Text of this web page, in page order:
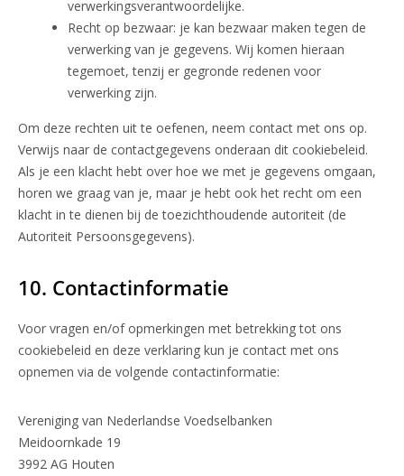
verwerkingsverantwoordelijke.
Recht op bezwaar: je kan bezwaar maken tegen de
verwerking van je gegevens. Wij komen hieraan
tegemoet, tenzij er gegronde redenen voor
verwerking zijn.
Om deze rechten uit te oefenen, neem contact met ons op.
Verwijs naar de contactgegevens onderaan dit cookiebeleid.
Als je een klacht hebt over hoe we met je gegevens omgaan,
horen we graag van je, maar je hebt ook het recht om een
klacht in te dienen bij de toezichthoudende autoriteit (de
Autoriteit Persoonsgegevens).
10. Contactinformatie
Voor vragen en/of opmerkingen met betrekking tot ons
cookiebeleid en deze verklaring kun je contact met ons
opnemen via de volgende contactinformatie:
Vereniging van Nederlandse Voedselbanken
Meidoornkade 19
3992 AG Houten